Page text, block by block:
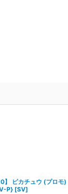
】 ピカチュウ (プロモ)
P} [SV]